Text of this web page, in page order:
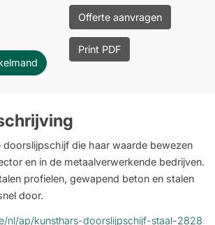
Offerte aanvragen
Print PDF
doorslijpschijf die haar waarde bewezen
en in de metaalverwerkende bedrijven.
profielen, gewapend beton en stalen
door.
nl/ap/kunsthars-doorslijpschijf-staal-2828